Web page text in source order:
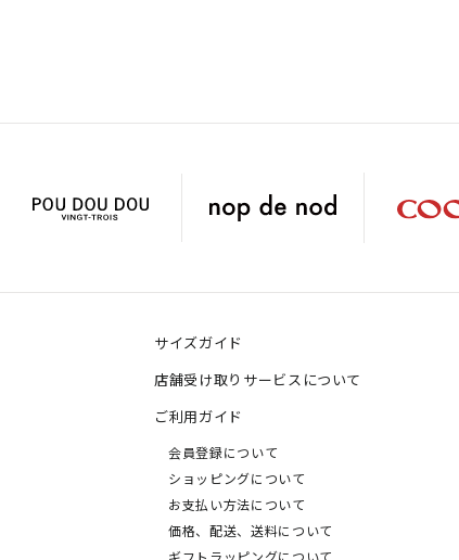
サイズガイド
店舗受け取りサービスについて
ご利用ガイド
会員登録について
ショッピングについて
お支払い方法について
価格、配送、送料について